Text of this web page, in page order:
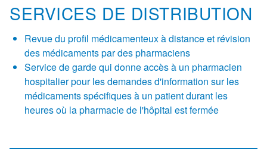
SERVICES DE DISTRIBUTION
Revue du profil médicamenteux à distance et révision
des médicaments par des pharmaciens
Service de garde qui donne accès à un pharmacien
hospitalier pour les demandes d'information sur les
médicaments spécifiques à un patient durant les
heures où la pharmacie de l'hôpital est fermée